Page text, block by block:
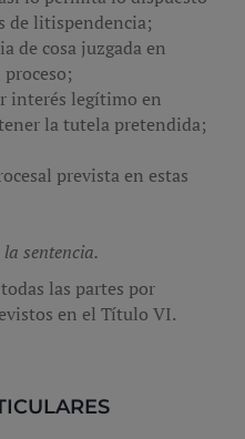
de litispendencia;
de cosa juzgada en
interés legítimo en
la tutela pretendida;
prevista en estas
la sentencia.
las partes por
en el Título VI.